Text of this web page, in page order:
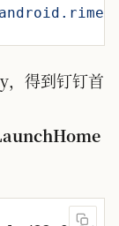
得到钉钉首